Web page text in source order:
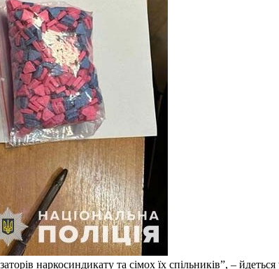
наркосиндикату та сімох їх спільників”, –